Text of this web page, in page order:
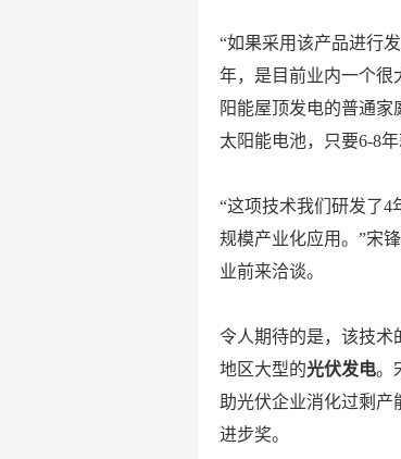
“如果采用该产品进行
年，是目前业内一个很
阳能屋顶发电的普通
太阳能电池，只要6-8
“这项技术我们研发了
规模产业化应用。”宋
业前来洽谈。
令人期待的是，该技术
地区大型的光伏发电。
助光伏企业消化过剩
进步奖。